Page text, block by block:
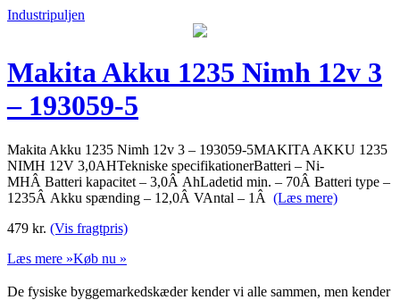
Industripuljen
Makita Akku 1235 Nimh 12v 3
– 193059-5
Makita Akku 1235 Nimh 12v 3 – 193059-5MAKITA AKKU 1235
NIMH 12V 3,0AHTekniske specifikationerBatteri – Ni-
MHÂ Batteri kapacitet – 3,0Â AhLadetid min. – 70Â Batteri type –
1235Â Akku spænding – 12,0Â VAntal – 1Â (Læs mere)
479 kr. (Vis fragtpris)
Læs mere »Køb nu »
De fysiske byggemarkedskæder kender vi alle sammen, men kender